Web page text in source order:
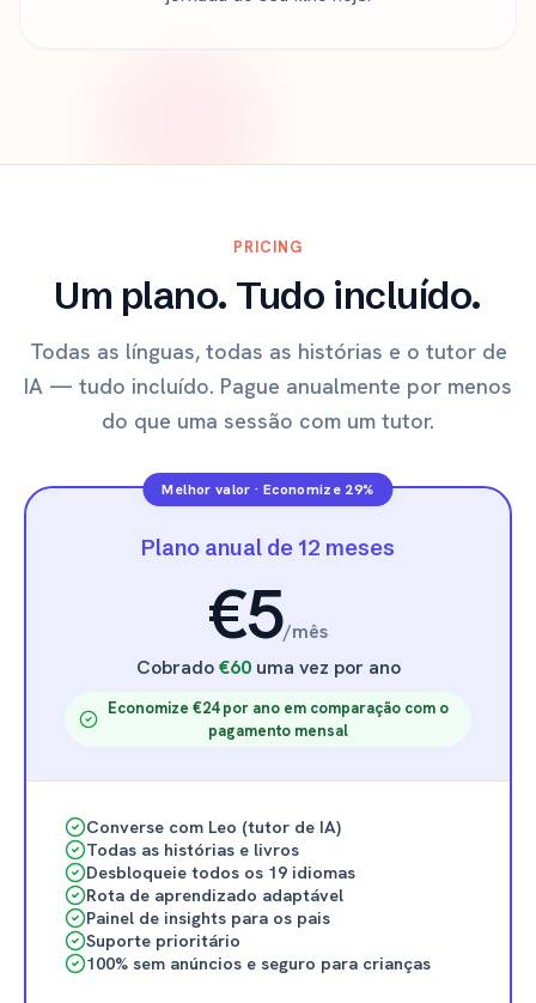
PRICING
Um plano. Tudo incluído.
Todas as línguas, todas as histórias e o tutor de
IA — tudo incluído. Pague anualmente por menos
do que uma sessão com um tutor.
Melhor valor · Economize 29%
Plano anual de 12 meses
€5/mês
Cobrado€60uma vez por ano
Economize €24 por ano em comparação com o
pagamento mensal
Converse com Leo (tutor de IA)
Todas as histórias e livros
Desbloqueie todos os 19 idiomas
Rota de aprendizado adaptável
Painel de insights para os pais
Suporte prioritário
100% sem anúncios e seguro para crianças